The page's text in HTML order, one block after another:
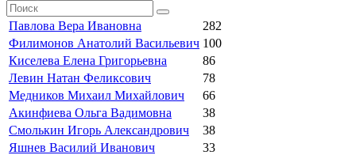
Павлова Вера Ивановна
282
Филимонов Анатолий Васильевич 100
Киселева Елена Григорьевна
86
Левин Натан Феликсович
78
Медников Михаил Михайлович
66
Акинфиева Ольга Вадимовна
38
Смолькин Игорь Александрович
38
Яшнев Василий Иванович
33